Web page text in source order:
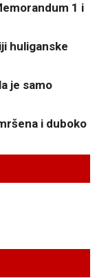
1 i
huliganske
je samo
i duboko